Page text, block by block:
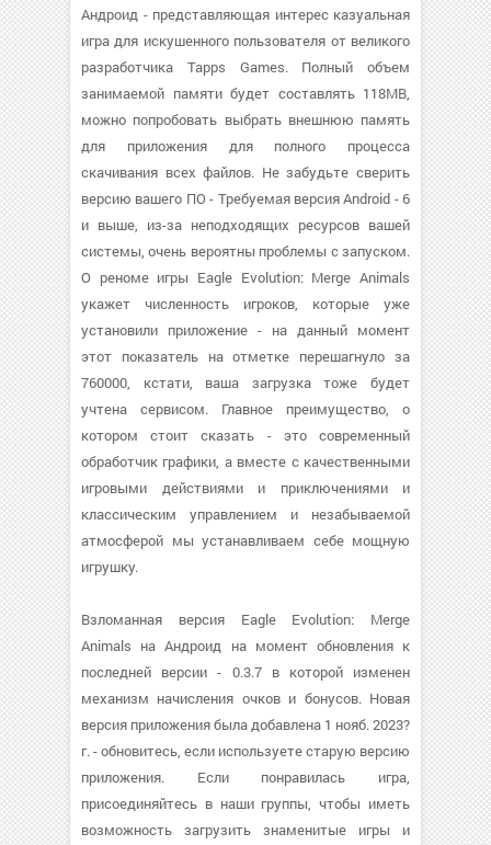
Андроид - представляющая интерес казуальная
игра для искушенного пользователя от великого
разработчика Tapps Games. Полный объем
занимаемой памяти будет составлять 118MB,
можно попробовать выбрать внешнюю память
для приложения для полного процесса
скачивания всех файлов. Не забудьте сверить
версию вашего ПО - Требуемая версия Android - 6
и выше, из-за неподходящих ресурсов вашей
системы, очень вероятны проблемы с запуском.
О реноме игры Eagle Evolution: Merge Animals
укажет численность игроков, которые уже
установили приложение - на данный момент
этот показатель на отметке перешагнуло за
760000, кстати, ваша загрузка тоже будет
учтена сервисом. Главное преимущество, о
котором стоит сказать - это современный
обработчик графики, а вместе с качественными
игровыми действиями и приключениями и
классическим управлением и незабываемой
атмосферой мы устанавливаем себе мощную
игрушку.
Взломанная версия Eagle Evolution: Merge
Animals на Андроид на момент обновления к
последней версии - 0.3.7 в которой изменен
механизм начисления очков и бонусов. Новая
версия приложения была добавлена 1 нояб. 2023?
г. - обновитесь, если используете старую версию
приложения. Если понравилась игра,
присоединяйтесь в наши группы, чтобы иметь
возможность загрузить знаменитые игры и